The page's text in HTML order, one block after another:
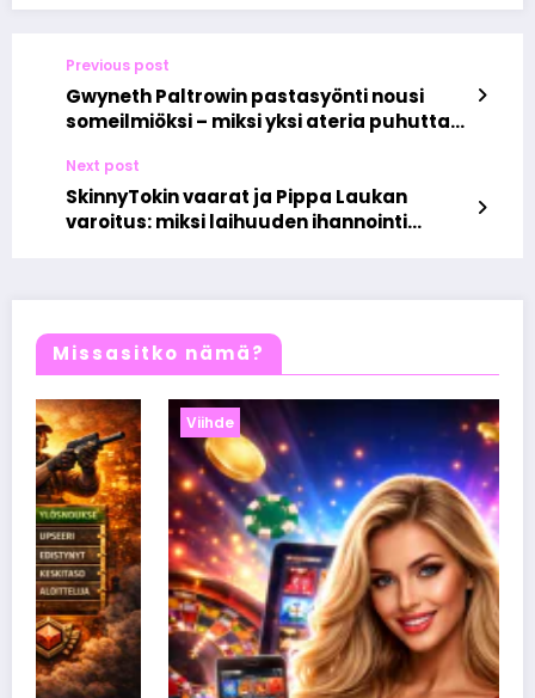
Previous post
Gwyneth Paltrowin pastasyönti nousi
someilmiöksi – miksi yksi ateria puhuttaa
Next post
SkinnyTokin vaarat ja Pippa Laukan
varoitus: miksi laihuuden ihannointi
Missasitko nämä?
Viihde